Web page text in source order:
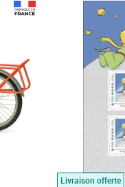
Livraison offerte
Prix 7,50€